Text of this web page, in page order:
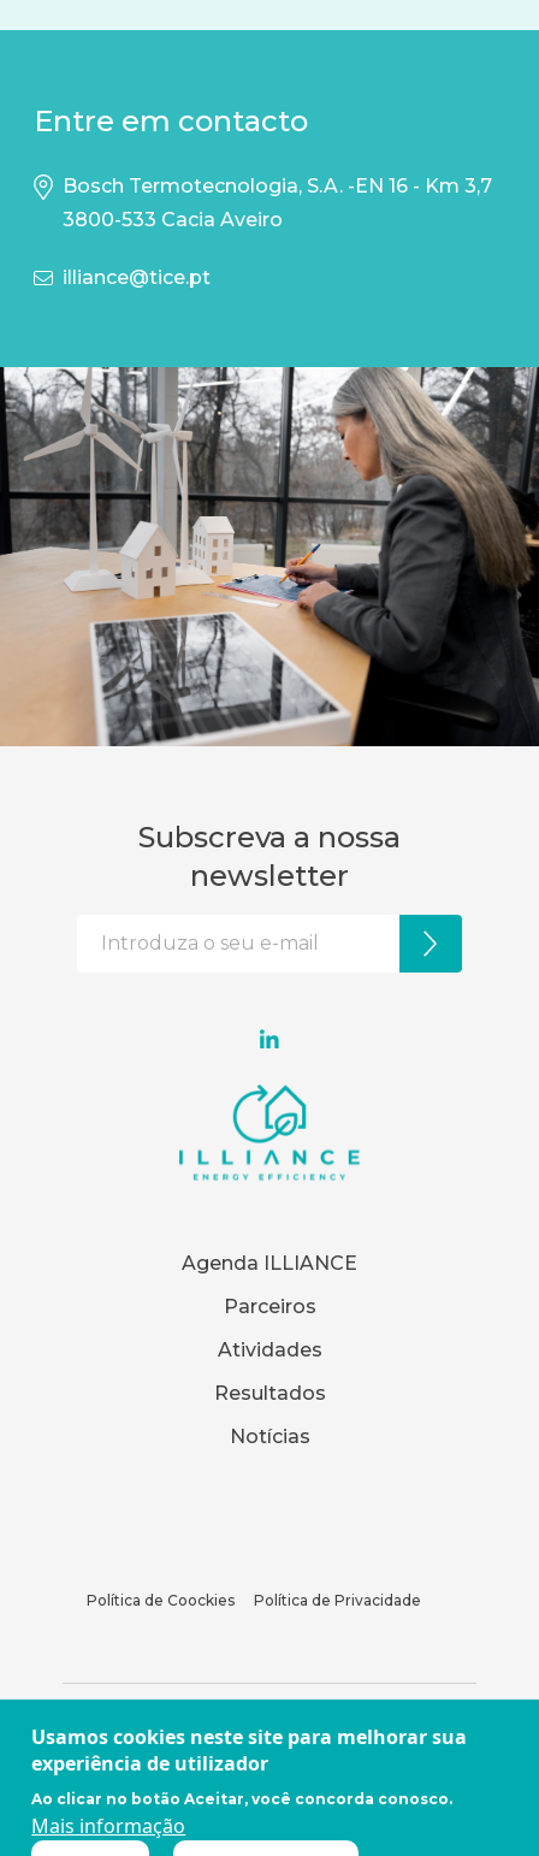
Entre em contacto
Bosch Termotecnologia, S.A. -EN 16 - Km 3,7
3800-533 Cacia Aveiro
illiance@tice.pt
Agenda ILLIANCE
Parceiros
Atividades
Resultados
Notícias
Política de Coockies Política de Privacidade
Subscreva a nossa
newsletter
Usamos cookies neste site para melhorar sua
experiência de utilizador
Ao clicar no botão Aceitar, você concorda conosco.
Mais informação